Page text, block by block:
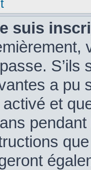
suis
S’ils
a pu
activé et